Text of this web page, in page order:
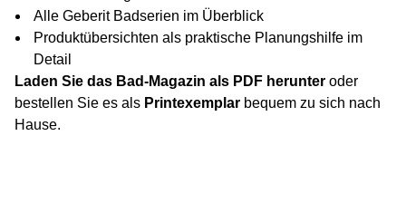
Alle Geberit Badserien im Überblick
Produktübersichten als praktische Planungshilfe im
Detail
Laden Sie das Bad-Magazin als PDF herunter oder
bestellen Sie es als Printexemplar bequem zu sich nach
Hause.